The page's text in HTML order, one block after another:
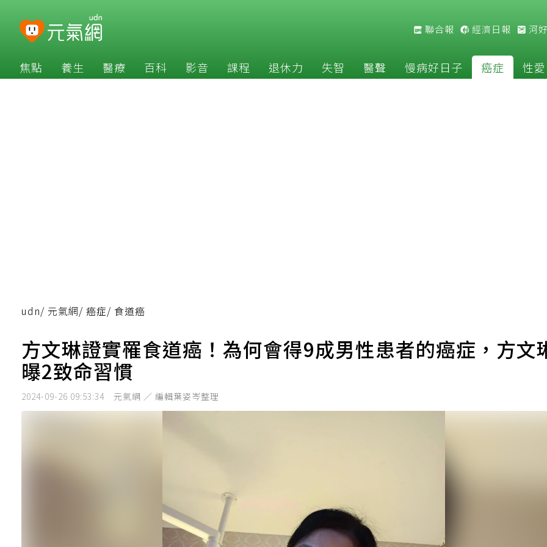
聯合報 經濟日報 河
焦點 養生 醫療 百科 影音 課程 退休力 失智 醫聲 慢病好日子 癌症 性愛
udn/ 元氣網/ 癌症/ 食道癌
方文琳證實罹食道癌！為何會得9成男性患者的癌症，方文
曝2致命習慣
2024-09-26 09:53:34 元氣網 ／ 編輯葉姿岑整理